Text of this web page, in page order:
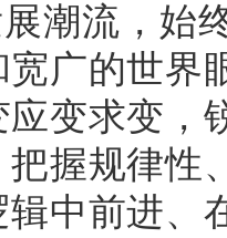
潮流，始
宽广的世界
变求变，
握规律性
辑中前进、